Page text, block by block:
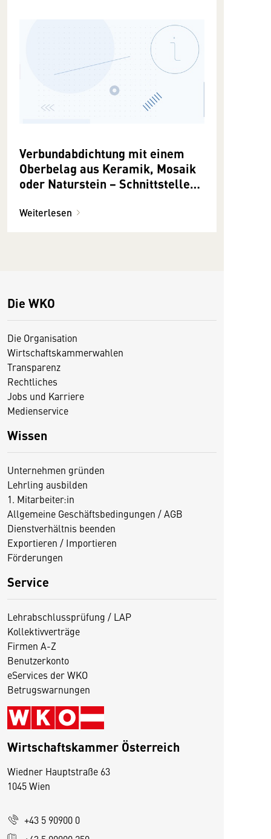
Verbundabdichtung mit einem
Oberbelag aus Keramik, Mosaik
oder Naturstein − Schnittstellen
Weiterlesen
Die WKO
Die Organisation
Wirtschaftskammerwahlen
Transparenz
Rechtliches
Jobs und Karriere
Medienservice
Wissen
Unternehmen gründen
Lehrling ausbilden
1. Mitarbeiter:in
Allgemeine Geschäftsbedingungen / AGB
Dienstverhältnis beenden
Exportieren / Importieren
Förderungen
Service
Lehrabschlussprüfung / LAP
Kollektivverträge
Firmen A-Z
Benutzerkonto
eServices der WKO
Betrugswarnungen
Wirtschaftskammer Österreich
Wiedner Hauptstraße 63
1045 Wien
+43 5 90900 0
D
e